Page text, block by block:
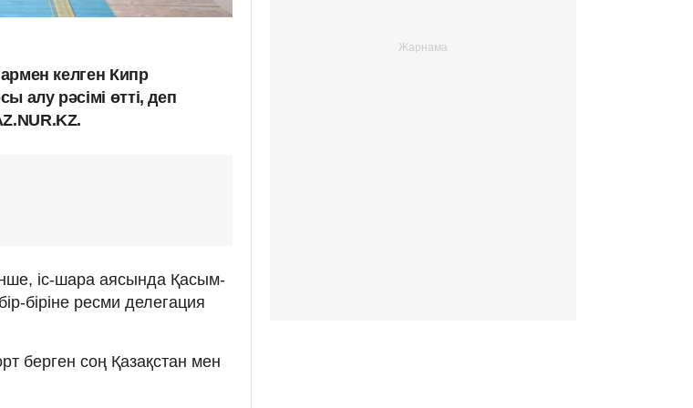
келген Кипр
алу рәсімі өтті, деп
іс-шара аясында Қасым-
біріне ресми делегация
берген соң Қазақстан мен